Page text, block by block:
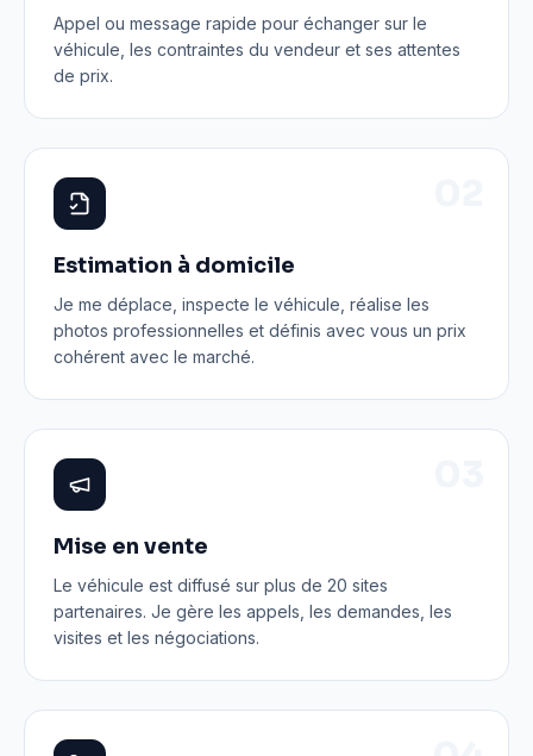
Appel ou message rapide pour échanger sur le
véhicule, les contraintes du vendeur et ses attentes
de prix.
Estimation à domicile
Je me déplace, inspecte le véhicule, réalise les
photos professionnelles et définis avec vous un prix
cohérent avec le marché.
Mise en vente
Le véhicule est diffusé sur plus de 20 sites
partenaires. Je gère les appels, les demandes, les
visites et les négociations.